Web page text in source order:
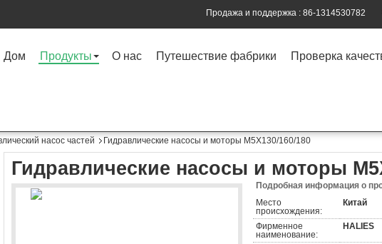
Продажа и поддержка : 86-1314530782
Дом Продукты О нас Путешествие фабрики Проверка
насос частей Гидравлические насосы и моторы M5X130/160/180
Гидравлические насосы и моторы
Подробная информация о
Место
происхождения:
Китай
Фирменное
наименование:
HALIES